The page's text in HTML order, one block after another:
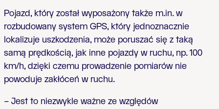
Pojazd, który został wyposażony także m.in. w
rozbudowany system GPS, który jednoznacznie
lokalizuje uszkodzenia, może poruszać się z taką
samą prędkością, jak inne pojazdy w ruchu, np. 100
km/h, dzięki czemu prowadzenie pomiarów nie
powoduje zakłóceń w ruchu.
– Jest to niezwykle ważne ze względów